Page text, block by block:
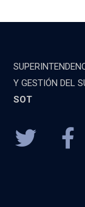
Y GESTIÓN DEL
SOT